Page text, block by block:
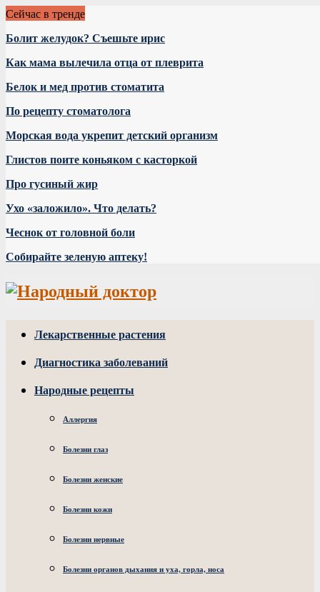
Сейчас в тренде
Болит желудок? Съешьте ирис
Как мама вылечила отца от плеврита
Белок и мед против стоматита
По рецепту стоматолога
Морская вода укрепит детский организм
Глистов поите коньяком с касторкой
Про гусиный жир
Ухо «заложило». Что делать?
Чеснок от головной боли
Собирайте зеленую аптеку!
Лекарственные растения
Диагностика заболеваний
Народные рецепты
Аллергия
Болезни глаз
Болезни женские
Болезни кожи
Болезни нервные
Болезни органов дыхания и уха, горла, носа